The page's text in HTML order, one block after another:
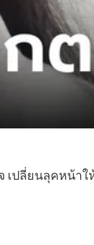
เปลี่ยนลุคหน้า